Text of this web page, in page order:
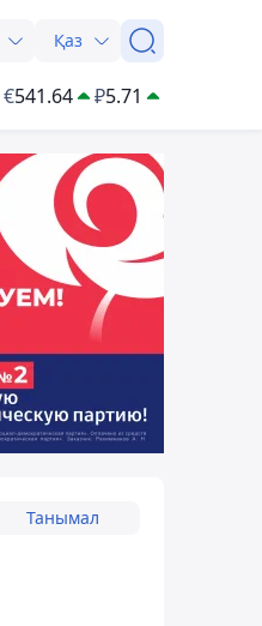
Қаз
€541.64 ₽5.71
Танымал